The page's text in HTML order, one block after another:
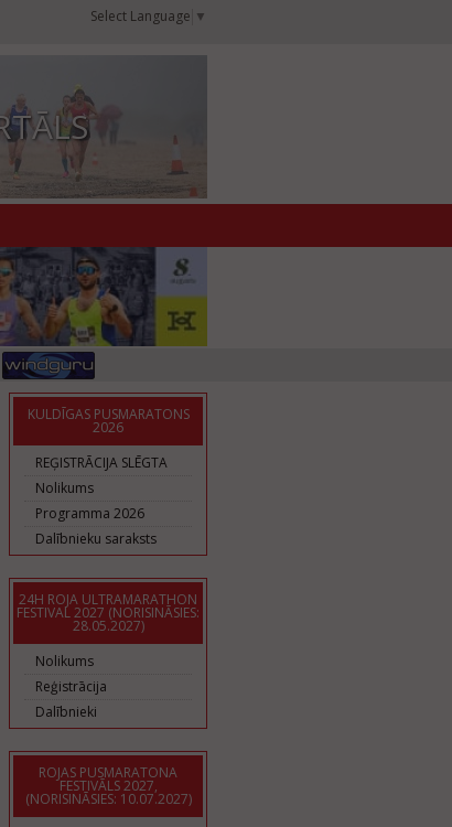
Select Language ▼
KULDĪGAS PUSMARATONS
2026
REĢISTRĀCIJA SLĒGTA
Nolikums
Programma 2026
Dalībnieku saraksts
24H ROJA ULTRAMARATHON
FESTIVAL 2027 (NORISINĀSIES:
28.05.2027)
Nolikums
Reģistrācija
Dalībnieki
ROJAS PUSMARATONA
FESTIVĀLS 2027,
(NORISINĀSIES: 10.07.2027)